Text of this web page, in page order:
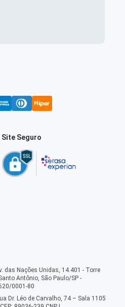
Site Seguro
das Nações Unidas, 14.401 - Torre
Antônio, São Paulo/SP -
0001-80
Dr. Léo de Carvalho, 74 – Sala 1105